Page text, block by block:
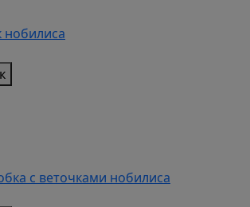
нобилиса
с веточками нобилиса